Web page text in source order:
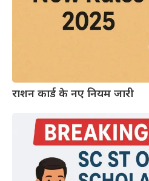
राशन कार्ड के नए नियम जारी